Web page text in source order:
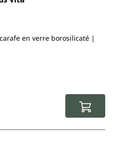
en verre borosilicaté |